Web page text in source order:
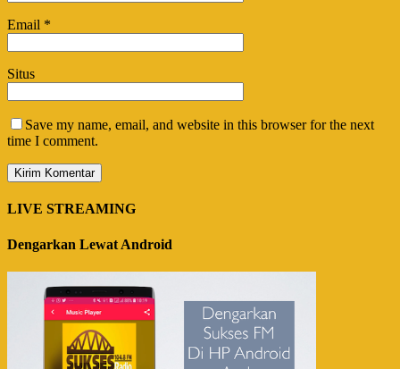
Email *
Situs
Save my name, email, and website in this browser for the next
time I comment.
LIVE STREAMING
Dengarkan Lewat Android